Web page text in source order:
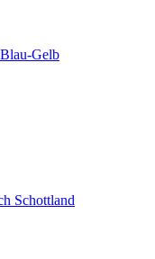
Gelb
Schottland